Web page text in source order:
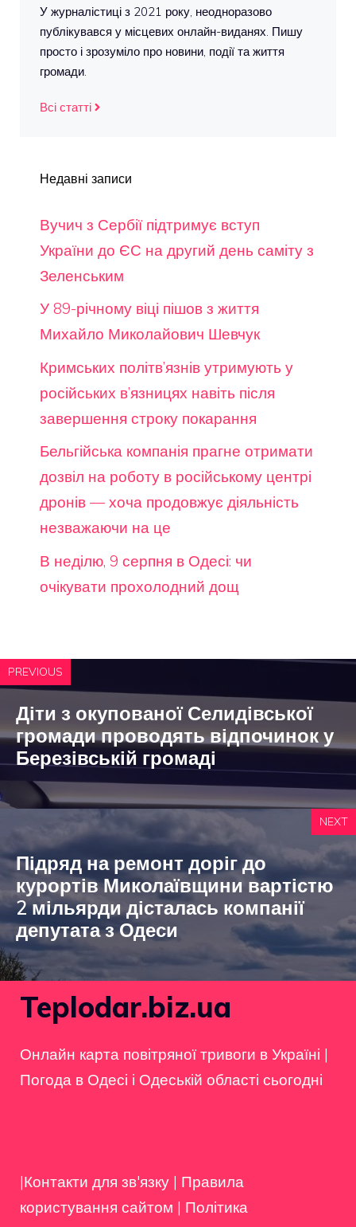
У журналістиці з 2021 року, неодноразово
публікувався у місцевих онлайн-виданях. Пишу
просто і зрозуміло про новини, події та життя
громади.
Всі статті
Недавні записи
Вучич з Сербії підтримує вступ
України до ЄС на другий день саміту з
Зеленським
У 89-річному віці пішов з життя
Михайло Миколайович Шевчук
Кримських політв’язнів утримують у
російських в’язницях навіть після
завершення строку покарання
Бельгійська компанія прагне отримати
дозвіл на роботу в російському центрі
дронів — хоча продовжує діяльність
незважаючи на це
В неділю, 9 серпня в Одесі: чи
очікувати прохолодний дощ
PREVIOUS
Діти з окупованої Селидівської
громади проводять відпочинок у
Березівській громаді
NEXT
Підряд на ремонт доріг до
курортів Миколаївщини вартістю
2 мільярди дісталась компанії
депутата з Одеси
Teplodar.biz.ua
Онлайн карта повітряної тривоги в Україні |
Погода в Одесі і Одеській області сьогодні
|Контакти для зв'язку | Правила
користування сайтом | Політика